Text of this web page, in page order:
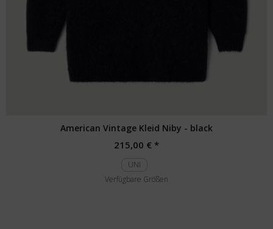
American Vintage Kleid Niby - black
215,00 € *
UNI
Verfügbare Größen